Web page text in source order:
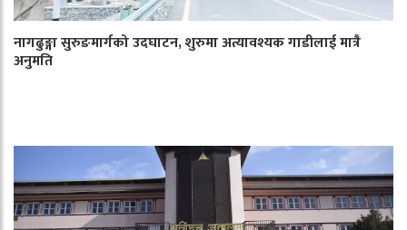
नागढुङ्गा सुरुङमार्गको उदघाटन, शुरुमा अत्यावश्यक गाडीलाई मात्रै
अनुमति